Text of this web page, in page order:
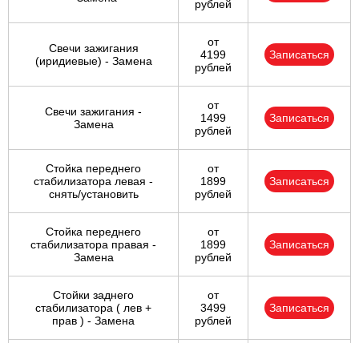
рублей
Свечи зажигания
(иридиевые) - Замена
от
4199
рублей
Записаться
Свечи зажигания -
Замена
от
1499
рублей
Записаться
Стойка переднего
стабилизатора левая -
снять/установить
от
1899
рублей
Записаться
Стойка переднего
стабилизатора правая -
Замена
от
1899
рублей
Записаться
Стойки заднего
стабилизатора ( лев +
прав ) - Замена
от
3499
рублей
Записаться